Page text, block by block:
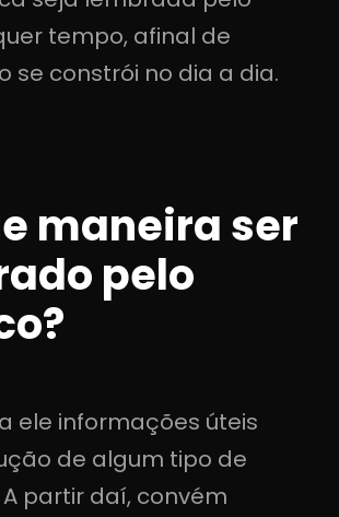
tempo, afinal de
se constrói no dia a dia.
maneira ser
pelo
ele informações úteis
de algum tipo de
partir daí, convém